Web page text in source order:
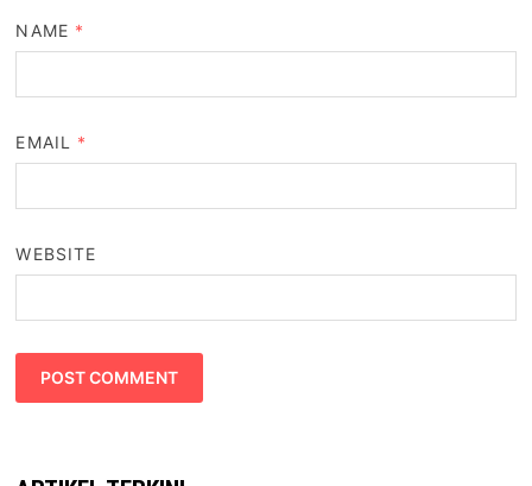
NAME *
EMAIL *
WEBSITE